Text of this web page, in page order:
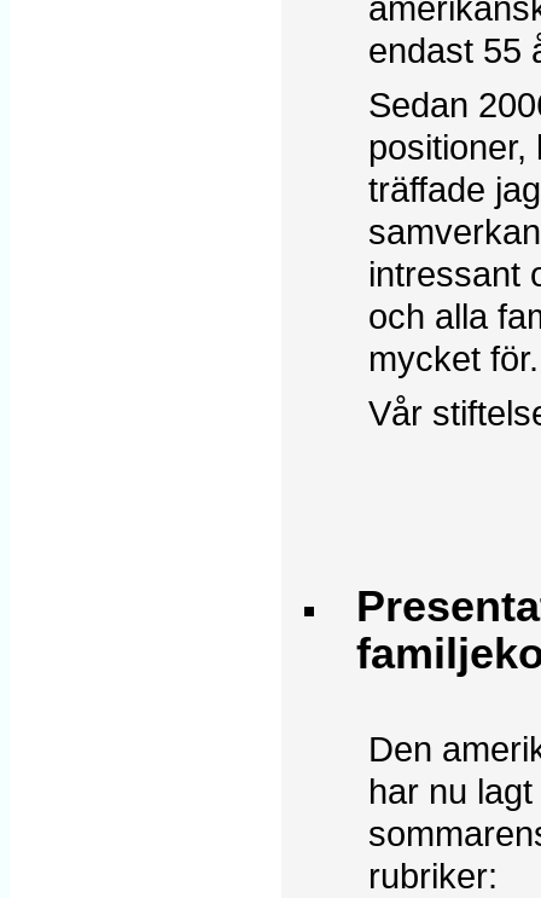
endast 55
Sedan
träffade
intressant
och alla
mycket för.
Vår
Den
har nu
rubriker: